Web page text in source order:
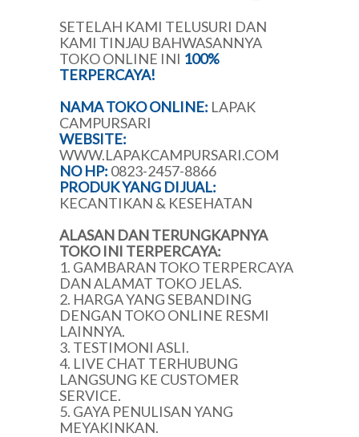
SETELAH KAMI TELUSURI DAN
KAMI TINJAU BAHWASANNYA
TOKO ONLINE INI 100%
TERPERCAYA!
NAMA TOKO ONLINE: LAPAK
CAMPURSARI
WEBSITE:
WWW.LAPAKCAMPURSARI.COM
NO HP: 0823-2457-8866
PRODUK YANG DIJUAL:
KECANTIKAN & KESEHATAN
ALASAN DAN TERUNGKAPNYA
TOKO INI TERPERCAYA:
1. GAMBARAN TOKO TERPERCAYA
DAN ALAMAT TOKO JELAS.
2. HARGA YANG SEBANDING
DENGAN TOKO ONLINE RESMI
LAINNYA.
3. TESTIMONI ASLI.
4. LIVE CHAT TERHUBUNG
LANGSUNG KE CUSTOMER
SERVICE.
5. GAYA PENULISAN YANG
MEYAKINKAN.